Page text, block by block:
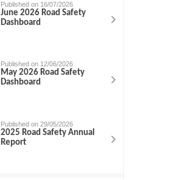
Published on 16/07/2026
June 2026 Road Safety
Dashboard
Published on 12/06/2026
May 2026 Road Safety
Dashboard
Published on 29/05/2026
2025 Road Safety Annual
Report